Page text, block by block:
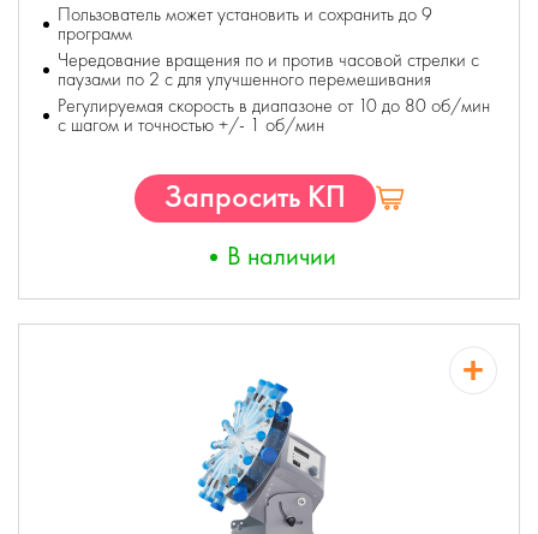
Пользователь может установить и сохранить до 9
программ
Чередование вращения по и против часовой стрелки с
паузами по 2 с для улучшенного перемешивания
Регулируемая скорость в диапазоне от 10 до 80 об/мин
с шагом и точностью +/- 1 об/мин
Запросить КП
В наличии